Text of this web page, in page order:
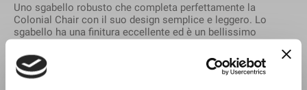
Uno sgabello robusto che completa perfettamente la
Colonial Chair con il suo design semplice e leggero. Lo
sgabello ha una finitura eccellente ed è un bellissimo
Disponibile con rivestimento in tessuto o pelle. Tessuto
sfoderabile. Progettato da Ole Wanscher nel 1949.